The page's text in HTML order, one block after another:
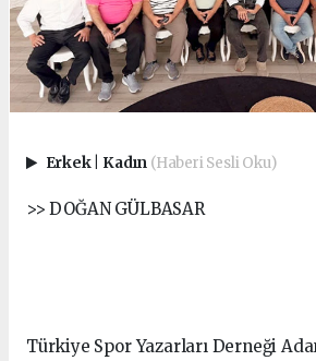
Erkek Kadın (Haberi Sesli Oku)
>> DOĞAN GÜLBASAR
Türkiye Spor Yazarları Derneği